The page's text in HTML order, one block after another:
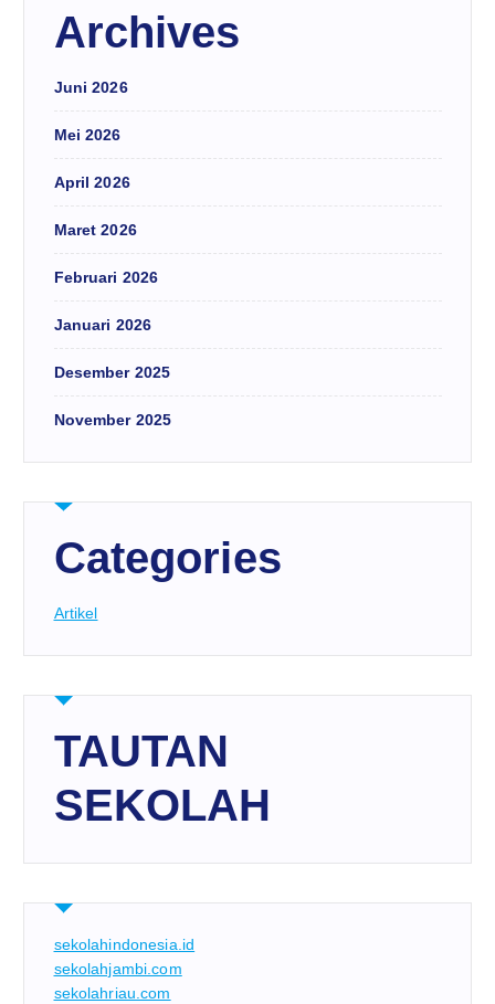
Archives
Juni 2026
Mei 2026
April 2026
Maret 2026
Februari 2026
Januari 2026
Desember 2025
November 2025
Categories
Artikel
TAUTAN
SEKOLAH
sekolahindonesia.id
sekolahjambi.com
sekolahriau.com